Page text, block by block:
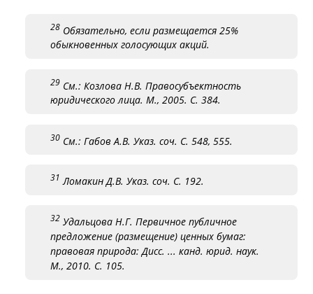
28 Обязательно, если размещается 25%
обыкновенных голосующих акций.
29 См.: Козлова Н.В. Правосубъектность
юридического лица. М., 2005. С. 384.
30 См.: Габов А.В. Указ. соч. С. 548, 555.
31 Ломакин Д.В. Указ. соч. С. 192.
32 Удальцова Н.Г. Первичное публичное
предложение (размещение) ценных бумаг:
правовая природа: Дисс. ... канд. юрид. наук.
М., 2010. С. 105.